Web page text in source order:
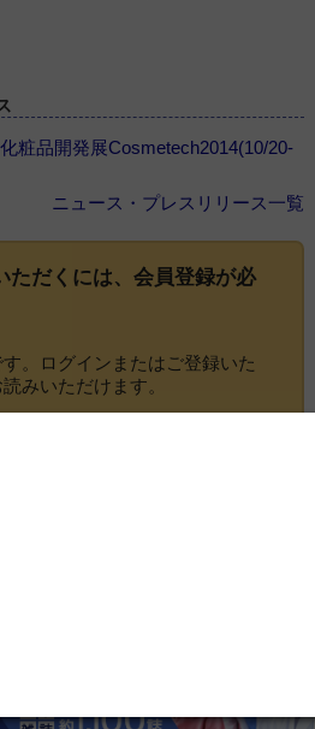
粧品開発展Cosmetech2014(10/20-
ニュース・プレスリリース一覧
だくには、 会員登録が必
。ログインまたはご登録いた
みいただけます。